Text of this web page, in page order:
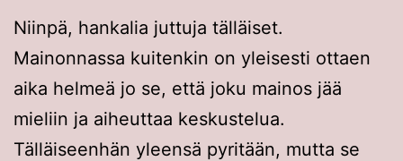
Niinpä, hankalia juttuja tälläiset.
Mainonnassa kuitenkin on yleisesti ottaen
aika helmeä jo se, että joku mainos jää
mieliin ja aiheuttaa keskustelua.
Tälläiseenhän yleensä pyritään, mutta se